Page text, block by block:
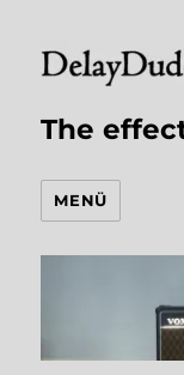
The
MENÜ